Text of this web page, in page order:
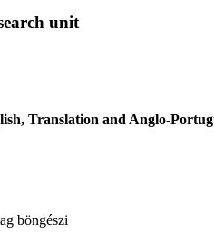
unit
Translation and Anglo-
böngészi